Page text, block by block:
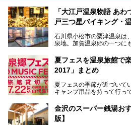
「大江戸温泉物語 あ
戸三つ星バイキング・
石川県小松市の粟津温泉は
泉地。加賀温泉郷の一つに
その粟津温泉に建つ「大江
ル」（以下、あわづグラン
ルで、昨年2024年12月に露
2025年7月からは「大江戸
───
提供元：大江戸温泉物語ホ
夏フェスを温泉旅館で
2017」まとめ
夏フェスの季節が近づいて
キャンプ用品を持って行っ
いやでもね、暑いし汗や砂
夜は寝られないし、若い時
金沢のスーパー銭湯お
版】